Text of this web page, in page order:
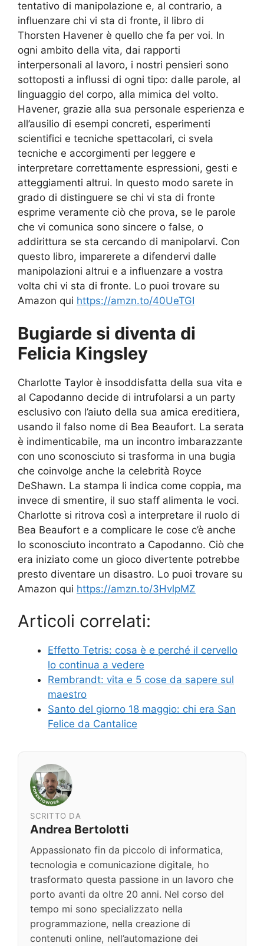
tentativo di manipolazione e, al contrario, a
influenzare chi vi sta di fronte, il libro di
Thorsten Havener è quello che fa per voi. In
ogni ambito della vita, dai rapporti
interpersonali al lavoro, i nostri pensieri sono
sottoposti a influssi di ogni tipo: dalle parole, al
linguaggio del corpo, alla mimica del volto.
Havener, grazie alla sua personale esperienza e
all’ausilio di esempi concreti, esperimenti
scientifici e tecniche spettacolari, ci svela
tecniche e accorgimenti per leggere e
interpretare correttamente espressioni, gesti e
atteggiamenti altrui. In questo modo sarete in
grado di distinguere se chi vi sta di fronte
esprime veramente ciò che prova, se le parole
che vi comunica sono sincere o false, o
addirittura se sta cercando di manipolarvi. Con
questo libro, imparerete a difendervi dalle
manipolazioni altrui e a influenzare a vostra
volta chi vi sta di fronte. Lo puoi trovare su
Amazon qui https://amzn.to/40UeTGI
Bugiarde si diventa di
Felicia Kingsley
Charlotte Taylor è insoddisfatta della sua vita e
al Capodanno decide di intrufolarsi a un party
esclusivo con l’aiuto della sua amica ereditiera,
usando il falso nome di Bea Beaufort. La serata
è indimenticabile, ma un incontro imbarazzante
con uno sconosciuto si trasforma in una bugia
che coinvolge anche la celebrità Royce
DeShawn. La stampa li indica come coppia, ma
invece di smentire, il suo staff alimenta le voci.
Charlotte si ritrova così a interpretare il ruolo di
Bea Beaufort e a complicare le cose c’è anche
lo sconosciuto incontrato a Capodanno. Ciò che
era iniziato come un gioco divertente potrebbe
presto diventare un disastro. Lo puoi trovare su
Amazon qui https://amzn.to/3HvlpMZ
Articoli correlati:
Effetto Tetris: cosa è e perché il cervello
lo continua a vedere
Rembrandt: vita e 5 cose da sapere sul
maestro
Santo del giorno 18 maggio: chi era San
Felice da Cantalice
SCRITTO DA
Andrea Bertolotti
Appassionato fin da piccolo di informatica,
tecnologia e comunicazione digitale, ho
trasformato questa passione in un lavoro che
porto avanti da oltre 20 anni. Nel corso del
tempo mi sono specializzato nella
programmazione, nella creazione di
contenuti online, nell’automazione dei